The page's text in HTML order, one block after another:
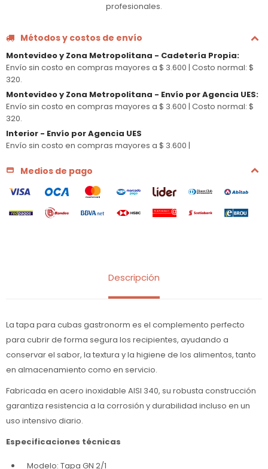
profesionales.
Métodos y costos de envío
Montevideo y Zona Metropolitana - Cadetería Propia:
Envío sin costo en compras mayores a $ 3.600 | Costo normal: $
320.
Montevideo y Zona Metropolitana - Envío por Agencia UES:
Envío sin costo en compras mayores a $ 3.600 | Costo normal: $
320.
Interior - Envío por Agencia UES
Envío sin costo en compras mayores a $ 3.600 |
Medios de pago
Descripción
La tapa para cubas gastronorm es el complemento perfecto
para cubrir de forma segura los recipientes, ayudando a
conservar el sabor, la textura y la higiene de los alimentos, tanto
en almacenamiento como en servicio.
Fabricada en acero inoxidable AISI 340, su robusta construcción
garantiza resistencia a la corrosión y durabilidad incluso en un
uso intensivo diario.
Especificaciones técnicas
Modelo: Tapa GN 2/1